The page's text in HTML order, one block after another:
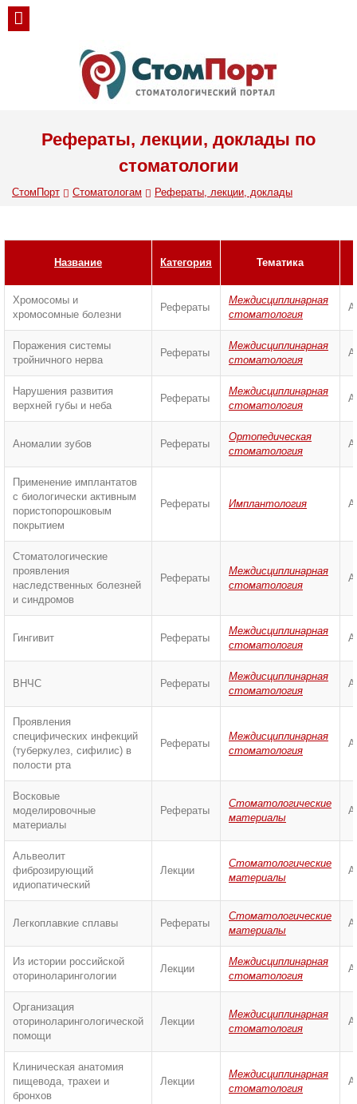
Рефераты, лекции, доклады по
стоматологии
СтомПорт Стоматологам Рефераты, лекции, доклады
Название Категория Тематика
Хромосомы и
хромосомные болезни
Рефераты
Междисциплинарная
стоматология
Поражения системы
тройничного нерва
Рефераты
Междисциплинарная
стоматология
Нарушения развития
верхней губы и неба
Рефераты
Междисциплинарная
стоматология
Аномалии зубов Рефераты
Ортопедическая
стоматология
Применение имплантатов
с биологически активным
пористопорошковым
покрытием
Рефераты Имплантология
Стоматологические
проявления
наследственных болезней
и синдромов
Рефераты
Междисциплинарная
стоматология
Гингивит Рефераты
Междисциплинарная
стоматология
ВНЧС Рефераты
Междисциплинарная
стоматология
Проявления
специфических инфекций
(туберкулез, сифилис) в
полости рта
Рефераты
Междисциплинарная
стоматология
Восковые
моделировочные
материалы
Рефераты
Стоматологические
материалы
Альвеолит
фиброзирующий
идиопатический
Лекции
Стоматологические
материалы
Легкоплавкие сплавы Рефераты
Стоматологические
материалы
Из истории российской
оториноларингологии
Лекции
Междисциплинарная
стоматология
Организация
оториноларингологической
помощи
Лекции
Междисциплинарная
стоматология
Клиническая анатомия
пищевода, трахеи и
бронхов
Лекции
Междисциплинарная
стоматология